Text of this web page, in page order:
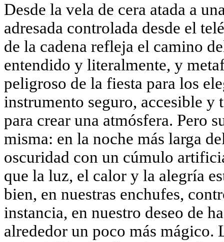
Desde la vela de cera atada a
adresada controlada desde el
de la cadena refleja el camino
entendido y literalmente, y
peligroso de la fiesta para los
instrumento seguro, accesible y
para crear una atmósfera. Pero
misma: en la noche más larga
oscuridad con un cúmulo
que la luz, el calor y la alegría
bien, en nuestras enchufes,
instancia, en nuestro deseo de
alrededor un poco más mágico.